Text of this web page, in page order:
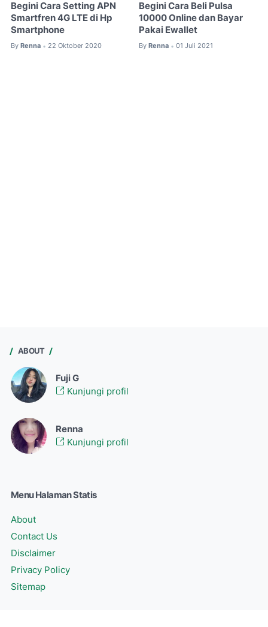
Begini Cara Setting APN
Smartfren 4G LTE di Hp
Smartphone
By Renna • 22 Oktober 2020
Begini Cara Beli Pulsa
10000 Online dan Bayar
Pakai Ewallet
By Renna • 01 Juli 2021
ABOUT
Fuji G
Kunjungi profil
Renna
Kunjungi profil
Menu Halaman Statis
About
Contact Us
Disclaimer
Privacy Policy
Sitemap